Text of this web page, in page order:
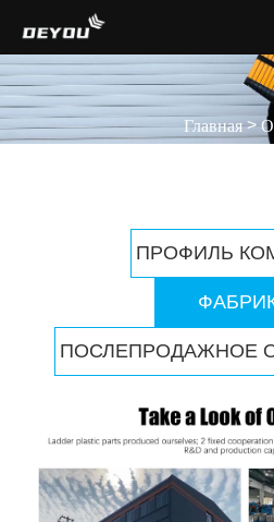
Главная>О
ПРОФИЛЬ
ПОСЛЕПРОДАЖНОЕ